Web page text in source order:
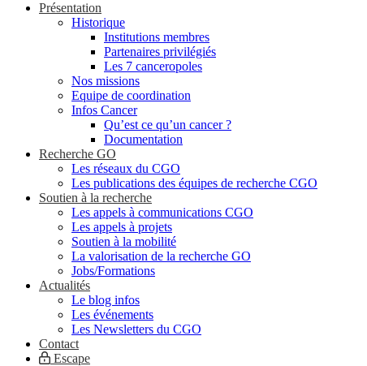
Présentation
Historique
Institutions membres
Partenaires privilégiés
Les 7 canceropoles
Nos missions
Equipe de coordination
Infos Cancer
Qu’est ce qu’un cancer ?
Documentation
Recherche GO
Les réseaux du CGO
Les publications des équipes de recherche CGO
Soutien à la recherche
Les appels à communications CGO
Les appels à projets
Soutien à la mobilité
La valorisation de la recherche GO
Jobs/Formations
Actualités
Le blog infos
Les événements
Les Newsletters du CGO
Contact
Escape